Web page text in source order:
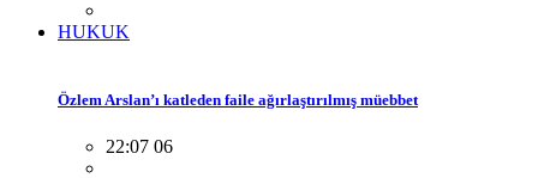
HUKUK
Özlem Arslan’ı katleden faile ağırlaştırılmış müebbet
22:07 06